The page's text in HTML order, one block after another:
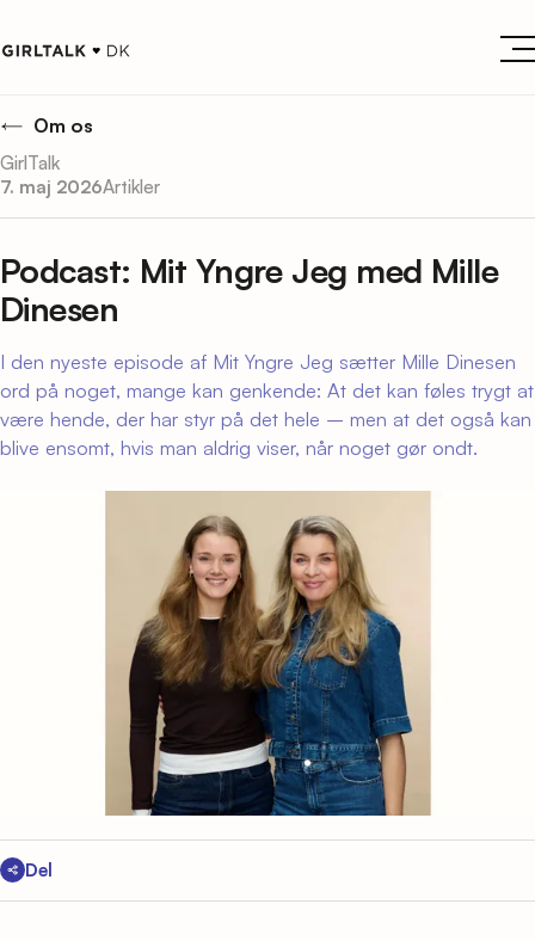
Om os
GirlTalk
7. maj 2026Artikler
Podcast: Mit Yngre Jeg med Mille
Dinesen
I den nyeste episode af Mit Yngre Jeg sætter Mille Dinesen
ord på noget, mange kan genkende: At det kan føles trygt at
være hende, der har styr på det hele – men at det også kan
blive ensomt, hvis man aldrig viser, når noget gør ondt.
Del